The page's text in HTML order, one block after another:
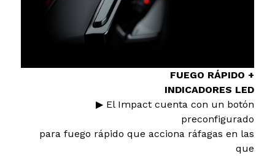
FUEGO RÁPIDO +
INDICADORES LED
▶ El Impact cuenta con un botón
preconfigurado
para fuego rápido que acciona ráfagas en las
que